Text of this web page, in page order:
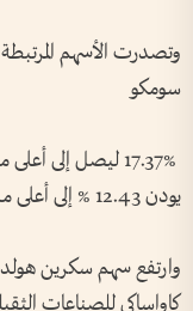
وتصدرت الأسهم
سومكو
⁠17.37% ليصل إلى
يودن 12.43 % إلى أعلى ⁠مستوى له على الإطلاق.